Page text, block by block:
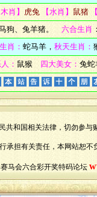
木肖】 虎兔 【水肖】 鼠猪
狗、兔羊猪。 六合生肖
肖： 蛇马羊， 秋天生肖：
： 鼠猴 四大美女： 兔
共和国相关法律，切勿参
承担有关责任，本网站恕
马会六合彩开奖特码论坛